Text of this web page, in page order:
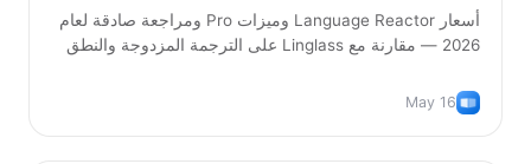
أسعار Language Reactor وميزات Pro ومراجعة صادقة لعام
2026 — مقارنة مع Linglass على الترجمة المزدوجة والنطق
May 16